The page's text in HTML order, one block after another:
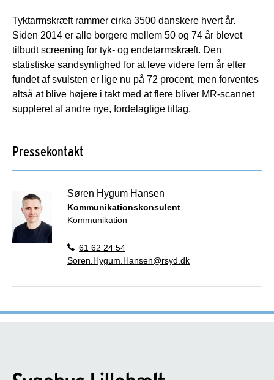
Tyktarmskræft rammer cirka 3500 danskere hvert år.
Siden 2014 er alle borgere mellem 50 og 74 år blevet
tilbudt screening for tyk- og endetarmskræft. Den
statistiske sandsynlighed for at leve videre fem år efter
fundet af svulsten er lige nu på 72 procent, men forventes
altså at blive højere i takt med at flere bliver MR-scannet
suppleret af andre nye, fordelagtige tiltag.
Pressekontakt
Søren Hygum Hansen
Kommunikationskonsulent
Kommunikation
61 62 24 54
Soren.Hygum.Hansen@rsyd.dk